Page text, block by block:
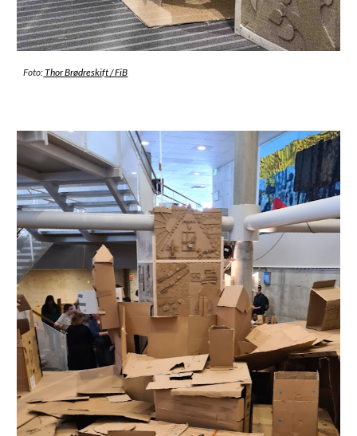
Foto:Thor Brødreskift / FiB